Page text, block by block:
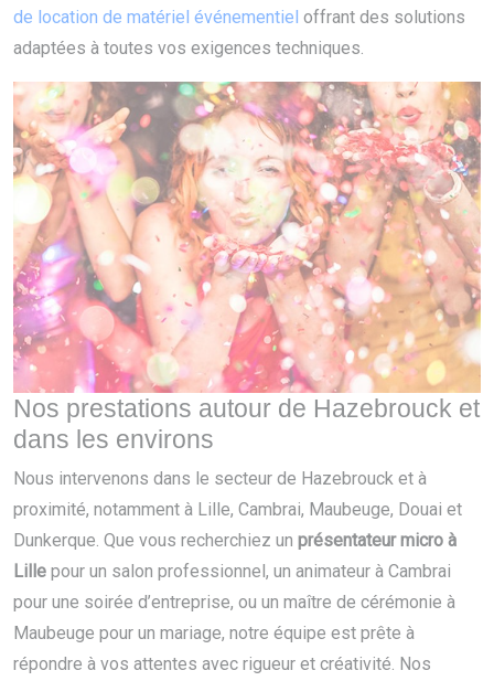
de location de matériel événementiel offrant des solutions
adaptées à toutes vos exigences techniques.
Nos prestations autour de Hazebrouck et
dans les environs
Nous intervenons dans le secteur de Hazebrouck et à
proximité, notamment à Lille, Cambrai, Maubeuge, Douai et
Dunkerque. Que vous recherchiez un présentateur micro à
Lille pour un salon professionnel, un animateur à Cambrai
pour une soirée d’entreprise, ou un maître de cérémonie à
Maubeuge pour un mariage, notre équipe est prête à
répondre à vos attentes avec rigueur et créativité. Nos